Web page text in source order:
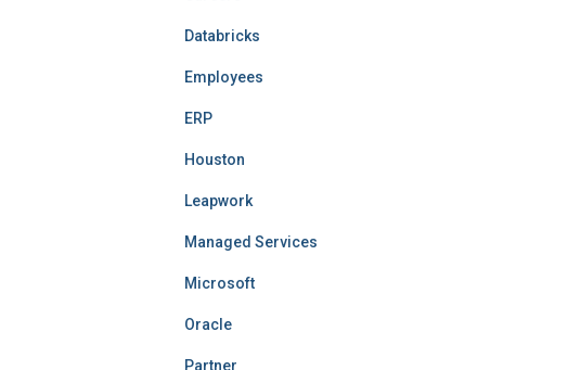
Databricks
Employees
ERP
Houston
Leapwork
Managed Services
Microsoft
Oracle
Partner